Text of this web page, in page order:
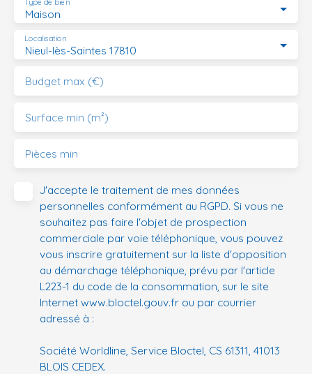
Maison
Type de bien
Nieul-lès-Saintes 17810
Localisation
Budget max (€)
Surface min (m²)
Pièces min
J'accepte le traitement de mes données
personnelles conformément au RGPD. Si vous ne
souhaitez pas faire l'objet de prospection
commerciale par voie téléphonique, vous pouvez
vous inscrire gratuitement sur la liste d'opposition
au démarchage téléphonique, prévu par l'article
L223-1 du code de la consommation, sur le site
Internet www.bloctel.gouv.fr ou par courrier
adressé à :
Société Worldline, Service Bloctel, CS 61311, 41013
BLOIS CEDEX.